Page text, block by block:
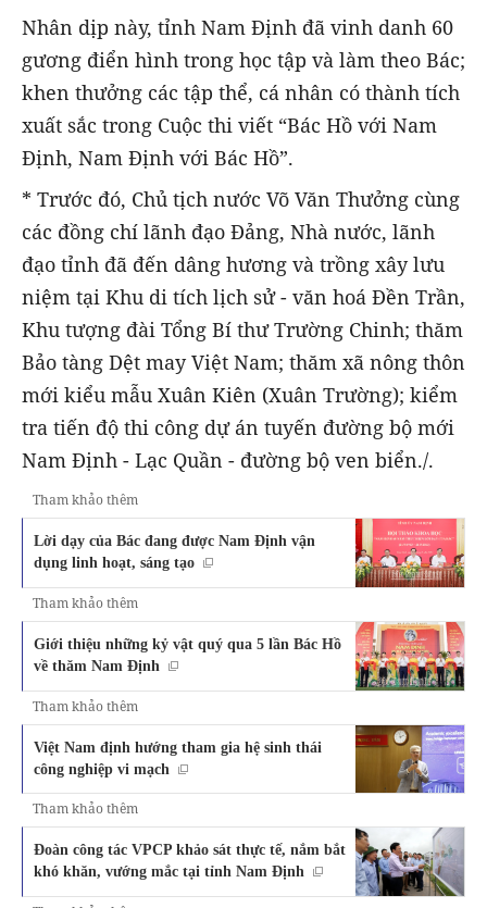
Nhân dịp này, tỉnh Nam Định đã vinh danh 60
gương điển hình trong học tập và làm theo Bác;
khen thưởng các tập thể, cá nhân có thành tích
xuất sắc trong Cuộc thi viết “Bác Hồ với Nam
Định, Nam Định với Bác Hồ”.
* Trước đó, Chủ tịch nước Võ Văn Thưởng cùng
các đồng chí lãnh đạo Đảng, Nhà nước, lãnh
đạo tỉnh đã đến dâng hương và trồng xây lưu
niệm tại Khu di tích lịch sử - văn hoá Đền Trần,
Khu tượng đài Tổng Bí thư Trường Chinh; thăm
Bảo tàng Dệt may Việt Nam; thăm xã nông thôn
mới kiểu mẫu Xuân Kiên (Xuân Trường); kiểm
tra tiến độ thi công dự án tuyến đường bộ mới
Nam Định - Lạc Quần - đường bộ ven biển./.
Tham khảo thêm
Lời dạy của Bác đang được Nam Định vận
dụng linh hoạt, sáng tạo
Tham khảo thêm
Giới thiệu những kỷ vật quý qua 5 lần Bác Hồ
về thăm Nam Ðịnh
Tham khảo thêm
Việt Nam định hướng tham gia hệ sinh thái
công nghiệp vi mạch
Tham khảo thêm
Đoàn công tác VPCP khảo sát thực tế, nắm bắt
khó khăn, vướng mắc tại tỉnh Nam Định